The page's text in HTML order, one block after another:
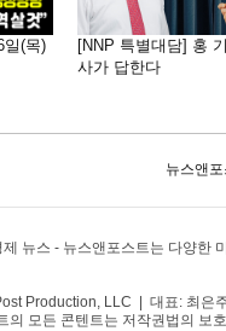
일(목)
[NNP 특별대담] 홍
사가 답한다
뉴스앤
제 뉴스 - 뉴스앤포스트는 다양한
Production, LLC | 대표: 최
의 모든 콘텐트는 저작권법의 보